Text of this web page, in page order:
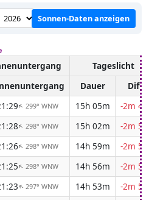
Sonnen-Daten anzeigen
Tageslicht
Dauer
Diff.
↑ 299° WNW 15h 05m
-2m
↑ 298° WNW 15h 02m
-2m
↑ 298° WNW 14h 59m
-2m
↑ 298° WNW 14h 56m
-2m
↑ 297° WNW 14h 53m
-2m